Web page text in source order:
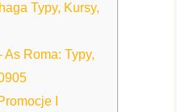
Typy, Kursy,
As Roma: Typy,
I